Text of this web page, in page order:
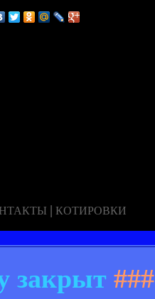
| КОТИРОВКИ
закрыт ###